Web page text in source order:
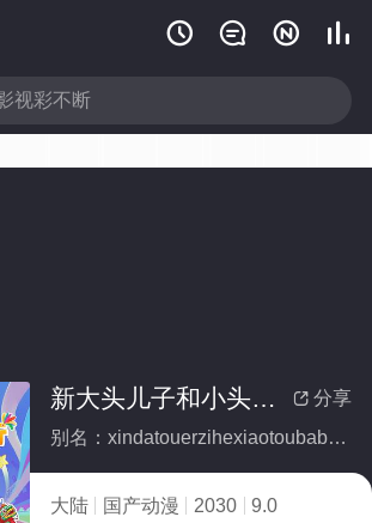
   
 分享
新大头儿子和小头爸爸—— 运动中国行(全集)
别名：xindatouerzihexiaotoubabayundongzhongguoxing
大陆 国产动漫 2030
9.0